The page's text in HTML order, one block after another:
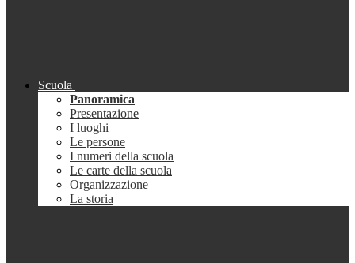
Scuola
Panoramica
Presentazione
I luoghi
Le persone
I numeri della scuola
Le carte della scuola
Organizzazione
La storia